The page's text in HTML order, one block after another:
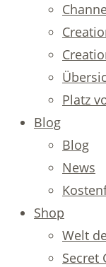
Platz
Blog
Blog
News
Shop
Welt
Secret